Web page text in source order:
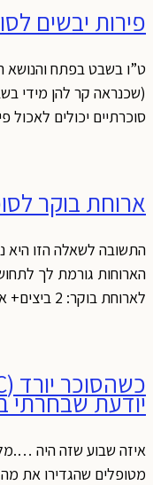
פירות יבשים
ט”ו בשבט בפתח והנושא
(שכנראה קר להן מידי
סוכרתיים יכולים לאכול
ארוחת בוקר
התשובה לשאלה הזו היא
הארוחות גורמת לך
לארוחת בוקר: 2 ביצים+ אבוקדו+ ירקות אפשרות שנייה לארוחת
יודעת שבחרתי
מטופלים שהגדירו את